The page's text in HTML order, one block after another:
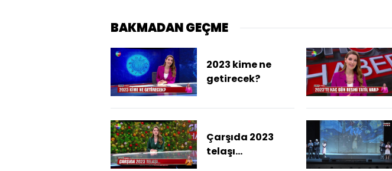
BAKMADAN GEÇME
2023 kime ne
getirecek?
Çarşıda 2023
telaşı...